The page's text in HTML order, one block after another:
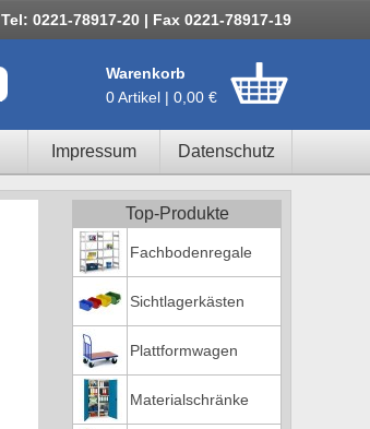
Tel: 0221-78917-20 | Fax 0221-78917-19
Warenkorb
0 Artikel | 0,00 €
Impressum Datenschutz
Top-Produkte
Fachbodenregale
Sichtlagerkästen
Plattformwagen
Materialschränke